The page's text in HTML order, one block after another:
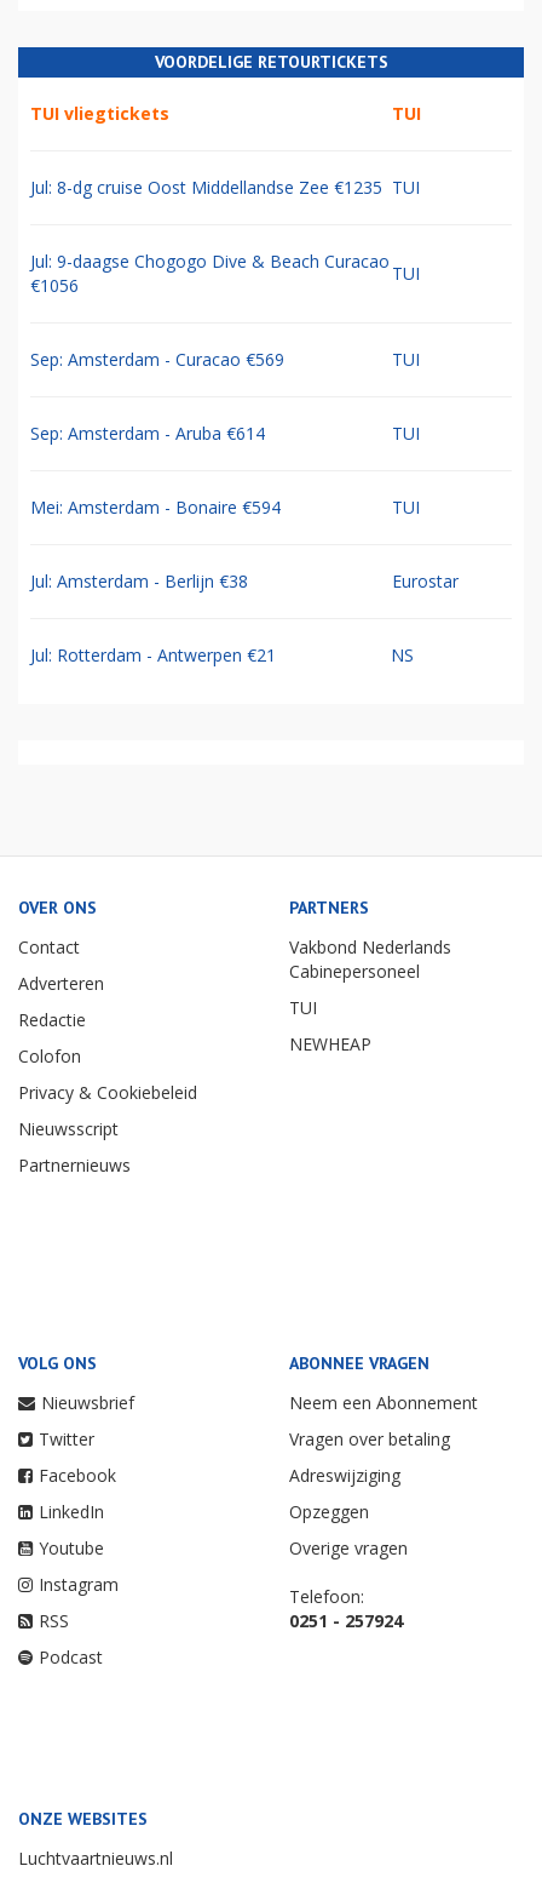
VOORDELIGE RETOURTICKETS
TUI vliegtickets TUI
Jul: 8-dg cruise Oost Middellandse Zee €1235 TUI
Jul: 9-daagse Chogogo Dive & Beach Curacao
€1056
TUI
Sep: Amsterdam - Curacao €569 TUI
Sep: Amsterdam - Aruba €614 TUI
Mei: Amsterdam - Bonaire €594 TUI
Jul: Amsterdam - Berlijn €38 Eurostar
Jul: Rotterdam - Antwerpen €21 NS
OVER ONS
Contact
Adverteren
Redactie
Colofon
Privacy & Cookiebeleid
Nieuwsscript
Partnernieuws
PARTNERS
Vakbond Nederlands
Cabinepersoneel
TUI
NEWHEAP
VOLG ONS
Nieuwsbrief
Twitter
Facebook
LinkedIn
Youtube
Instagram
RSS
Podcast
ABONNEE VRAGEN
Neem een Abonnement
Vragen over betaling
Adreswijziging
Opzeggen
Overige vragen
Telefoon:
0251 - 257924
ONZE WEBSITES
Luchtvaartnieuws.nl